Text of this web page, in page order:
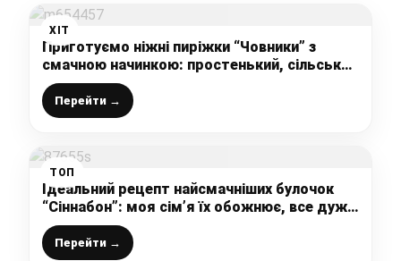
ХІТ
Приготуємо ніжні пиріжки “Човники” з
смачною начинкою: простенький, сільський
рецепт, що не має собі рівних
Перейти →
ТОП
Ідеальний рецепт найсмачніших булочок
“Сіннабон”: моя сім’я їх обожнює, все дуже
просто і легко, виходять з першого разу
Перейти →